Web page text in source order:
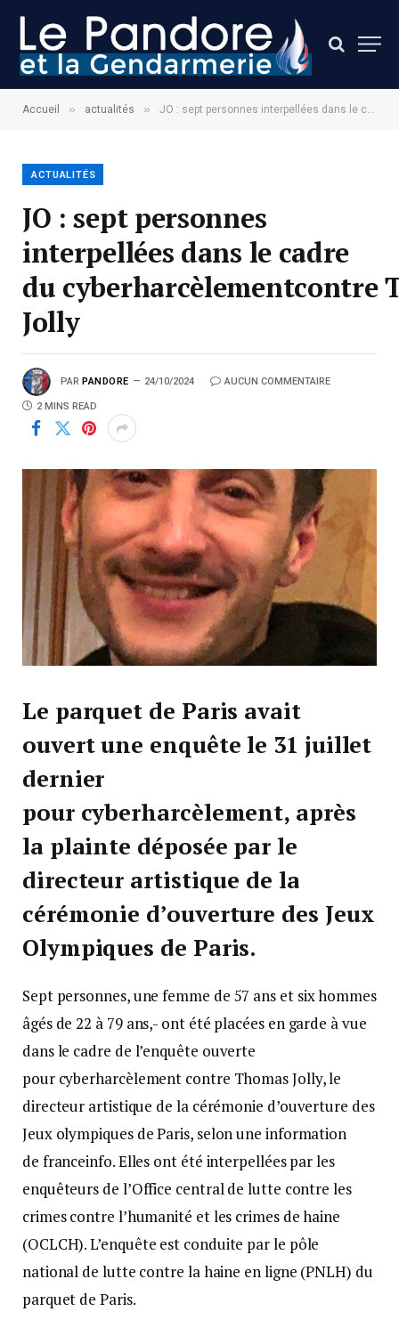
Accueil » actualités » JO : sept personnes interpellées dans le cadre du cyberharcèlementcontre Thomas Jolly
ACTUALITÉS
JO : sept personnes
interpellées dans le cadre
du cyberharcèlementcontre
Jolly
PAR PANDORE 24/10/2024 AUCUN COMMENTAIRE
2 MINS READ
Le parquet de Paris avait
ouvert une enquête le 31 juillet
dernier
pour cyberharcèlement, après
la plainte déposée par le
directeur artistique de la
cérémonie d’ouverture des Jeux
Olympiques de Paris.
Sept personnes, une femme de 57 ans et six hommes
âgés de 22 à 79 ans,- ont été placées en garde à vue
dans le cadre de l’enquête ouverte
pour cyberharcèlement contre Thomas Jolly, le
directeur artistique de la cérémonie d’ouverture des
Jeux olympiques de Paris, selon une information
de franceinfo. Elles ont été interpellées par les
enquêteurs de l’Office central de lutte contre les
crimes contre l’humanité et les crimes de haine
(OCLCH). L’enquête est conduite par le pôle
national de lutte contre la haine en ligne (PNLH) du
parquet de Paris.